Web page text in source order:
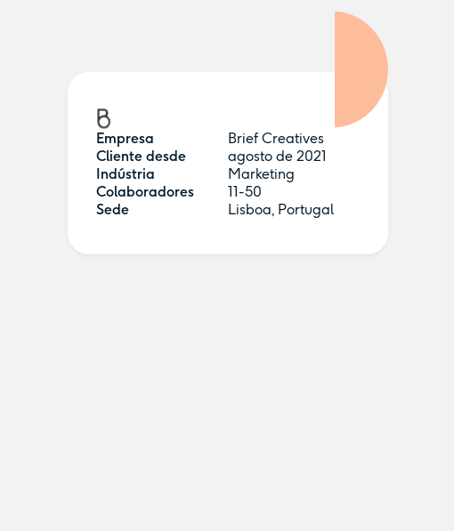
Empresa
Brief Creatives
Cliente desde
agosto de 2021
Indústria
Marketing
Colaboradores
11-50
Sede
Lisboa, Portugal